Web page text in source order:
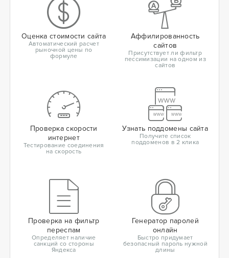
Оценка стоимости сайта
Автоматический расчет
рыночной цены по
формуле
Аффилированность
сайтов
Присутствует ли фильтр
пессимизации на одном из
сайтов
Проверка скорости
интернет
Тестирование соединения
на скорость
Узнать поддомены сайта
Получите список
поддоменов в 2 клика
Проверка на фильтр
переспам
Определяет наличие
санкций со стороны
Яндекса
Генератор паролей
онлайн
Быстро придумает
безопасный пароль нужной
длины